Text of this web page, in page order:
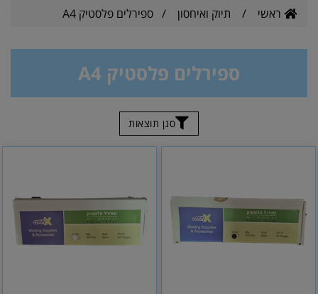
ראשי / תיוק ואיחסון / ספירלים פלסטיק A4
ספירלים פלסטיק A4
סנן תוצאות